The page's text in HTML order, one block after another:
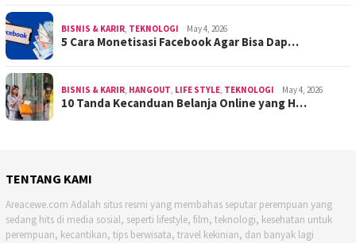
BISNIS & KARIR, TEKNOLOGI May 4, 2026
5 Cara Monetisasi Facebook Agar Bisa Dap…
BISNIS & KARIR, HANGOUT, LIFE STYLE, TEKNOLOGI May 4, 2026
10 Tanda Kecanduan Belanja Online yang H…
TENTANG KAMI
Areacewe.com Adalah situs resmi yang membahas seputar perempuan yang
sedang hits di media sosial, seperti lifestyle, film, teknologi, kesehatan untuk
perempuan, kecantikan, tips berwisata, travel kekinian, dan banyak lagi